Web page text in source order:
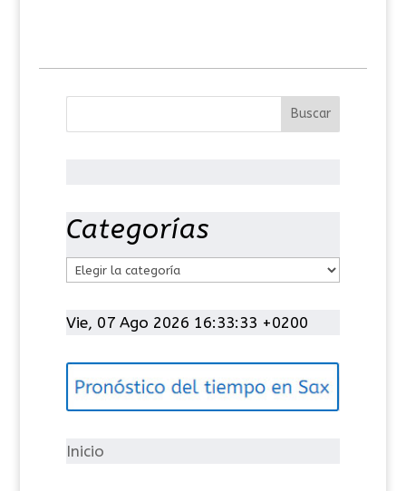
Categorías
t
g
í
Vie, 07 Ago 2026 16:33:34 +0200
Inicio